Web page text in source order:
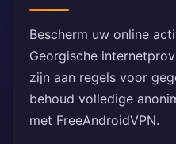
Bescherm uw online
Georgische
zijn aan regels voor
behoud volledige
met FreeAndroidVPN.